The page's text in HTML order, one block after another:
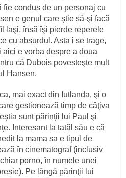
condus de un personaj cu
e genul care ştie să-şi facă
laşi, însă îşi pierde reperele
cu absurdul. Asta i se trage,
aici e vorba despre a doua
că Dubois povesteşte mult
Hansen.
mai exact din Iutlanda, şi o
gestionează timp de câţiva
sunt părinţii lui Paul şi
Interesant la tatăl său e că
la mama sa e tipul de
în cinematograf (inclusiv
porno, în numele unei
Pe lângă părinţii lui